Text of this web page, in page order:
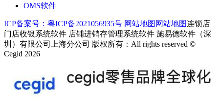
OMS软件
ICP备案号：粤ICP备2021056935号 网站地图 网站地图连锁店
门店收银系统软件 店铺进销存管理系统软件 施易德软件（深
圳）有限公司上海分公司 版权所有：All rights reserved ©
Cegid 2026